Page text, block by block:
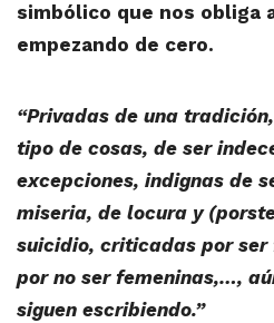
simbólico que nos obliga
empezando de cero.
“Privadas de una
tipo de cosas, de ser
excepciones, indignas de
miseria, de locura y
suicidio, criticadas por
por no ser femeninas,…,
siguen escribiendo.”